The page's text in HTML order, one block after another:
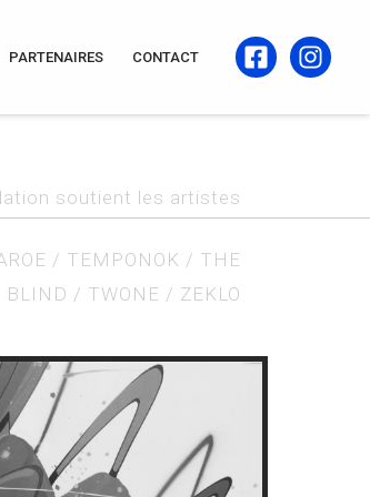
PARTENAIRES CONTACT
soutient les artistes
/ TEMPONOK / THE
BLIND / TWONE / ZEKLO